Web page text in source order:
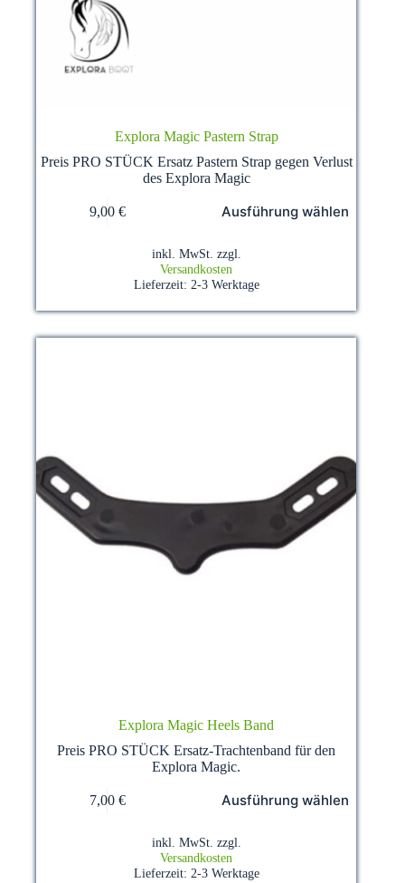
Explora Magic Pastern Strap
Preis PRO STÜCK Ersatz Pastern Strap gegen Verlust
des Explora Magic
9,00 € Ausführung wählen
Optionen
inkl. MwSt. zzgl.
Versandkosten
Lieferzeit: 2-3 Werktage
Explora Magic Heels Band
Preis PRO STÜCK Ersatz-Trachtenband für den
Explora Magic.
7,00 € Ausführung wählen
inkl. MwSt. zzgl.
Versandkosten
Lieferzeit: 2-3 Werktage